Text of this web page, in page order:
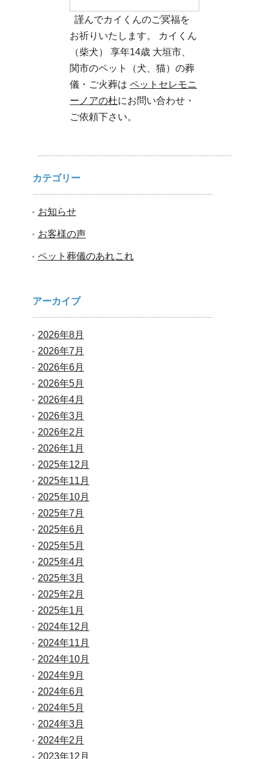
謹んでカイくんのご冥福を
お祈りいたします。 カイくん
（柴犬） 享年14歳 大垣市、
関市のペット（犬、猫）の葬
儀・ご火葬は ペットセレモニ
ーノアの杜にお問い合わせ・
ご依頼下さい。
カテゴリー
お知らせ
お客様の声
ペット葬儀のあれこれ
アーカイブ
2026年8月
2026年7月
2026年6月
2026年5月
2026年4月
2026年3月
2026年2月
2026年1月
2025年12月
2025年11月
2025年10月
2025年7月
2025年6月
2025年5月
2025年4月
2025年3月
2025年2月
2025年1月
2024年12月
2024年11月
2024年10月
2024年9月
2024年6月
2024年5月
2024年3月
2024年2月
2023年12月